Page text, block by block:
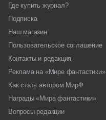
Где купить журнал?
Подписка
Наш магазин
Пользовательское соглашение
Контакты и редакция
Реклама на «Мире фантастики»
Как стать автором МирФ
Награды «Мира фантастики»
Вопросы редакции